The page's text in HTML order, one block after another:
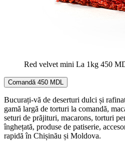
Red velvet mini La 1kg 450
Comandă 450 MDL
Bucurați-vă de deserturi dulci și
gamă largă de torturi la comandă,
seturi de prăjituri, macarons, torturi
înghețată, produse de patiserie,
rapidă în Chișinău și Moldova.